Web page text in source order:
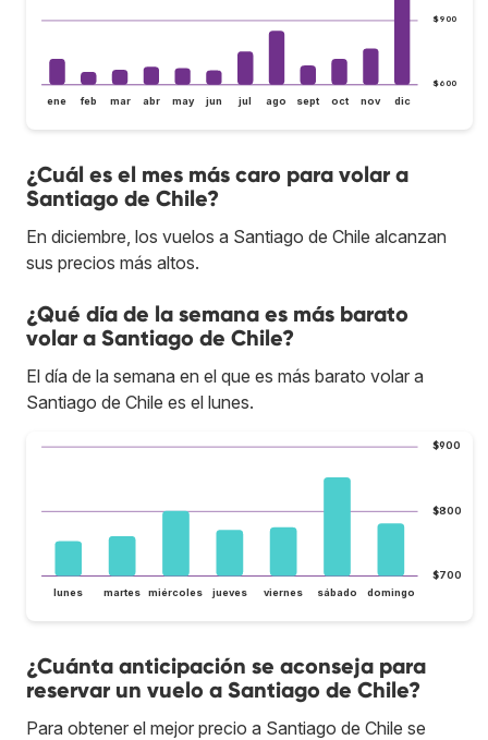
$600
$900
ene feb mar abr may jun jul ago sept oct nov dic
¿Cuál es el mes más caro para volar a
Santiago de Chile?
En diciembre, los vuelos a Santiago de Chile alcanzan
sus precios más altos.
¿Qué día de la semana es más barato
volar a Santiago de Chile?
El día de la semana en el que es más barato volar a
Santiago de Chile es el lunes.
$700
$800
$900
lunes martes miércoles jueves viernes sábado domingo
¿Cuánta anticipación se aconseja para
reservar un vuelo a Santiago de Chile?
Para obtener el mejor precio a Santiago de Chile se